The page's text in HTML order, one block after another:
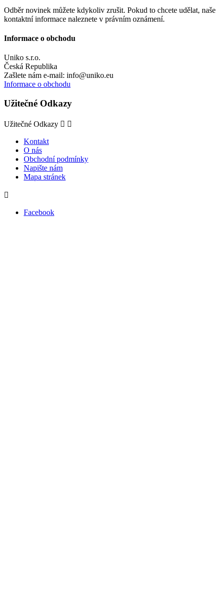
Odběr novinek můžete kdykoliv zrušit. Pokud to chcete udělat, naše
kontaktní informace naleznete v právním oznámení.
Informace o obchodu
Uniko s.r.o.
Česká Republika
Zašlete nám e-mail: info@uniko.eu
Informace o obchodu
Užitečné Odkazy
Užitečné Odkazy  
Kontakt
O nás
Obchodní podmínky
Napište nám
Mapa stránek

Facebook